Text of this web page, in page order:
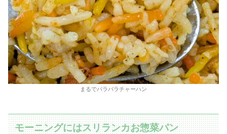
まるでパラパラチャーハン
モーニングにはスリランカお惣菜パン